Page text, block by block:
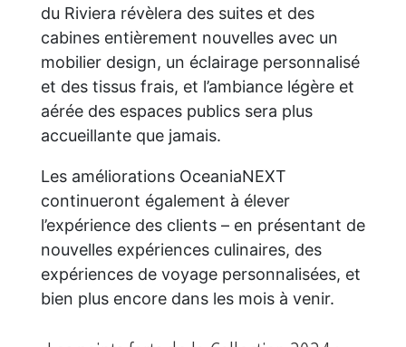
du Riviera révèlera des suites et des
cabines entièrement nouvelles avec un
mobilier design, un éclairage personnalisé
et des tissus frais, et l’ambiance légère et
aérée des espaces publics sera plus
accueillante que jamais.
Les améliorations OceaniaNEXT
continueront également à élever
l’expérience des clients – en présentant de
nouvelles expériences culinaires, des
expériences de voyage personnalisées, et
bien plus encore dans les mois à venir.